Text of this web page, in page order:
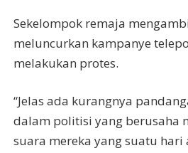
Sekelompok remaja
meluncurkan kampanye
melakukan protes.
“Jelas ada kurangnya
dalam politisi yang berusaha
suara mereka yang suatu